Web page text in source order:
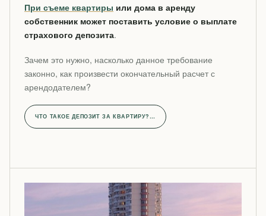
При съеме квартиры или дома в аренду
собственник может поставить условие о выплате
страхового депозита.
Зачем это нужно, насколько данное требование
законно, как произвести окончательный расчет с
арендодателем?
ЧТО ТАКОЕ ДЕПОЗИТ ЗА КВАРТИРУ?…